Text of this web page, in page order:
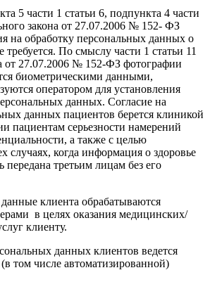
5 части 1 статьи 6, подпункта 4 части
закона от 27.07.2006 № 152- ФЗ
на обработку персональных данных о
требуется. По смыслу части 1 статьи 11
от 27.07.2006 № 152-ФЗ фотографии
биометрическими данными,
оператором для установления
данных. Согласие на
данных пациентов берется клиникой
пациентам серьезности намерений
а также с целью
случаях, когда информация о здоровье
третьим лицам без его
клиента обрабатываются
в целях оказания медицинских/
клиенту.
данных клиентов ведется
том числе автоматизированной)